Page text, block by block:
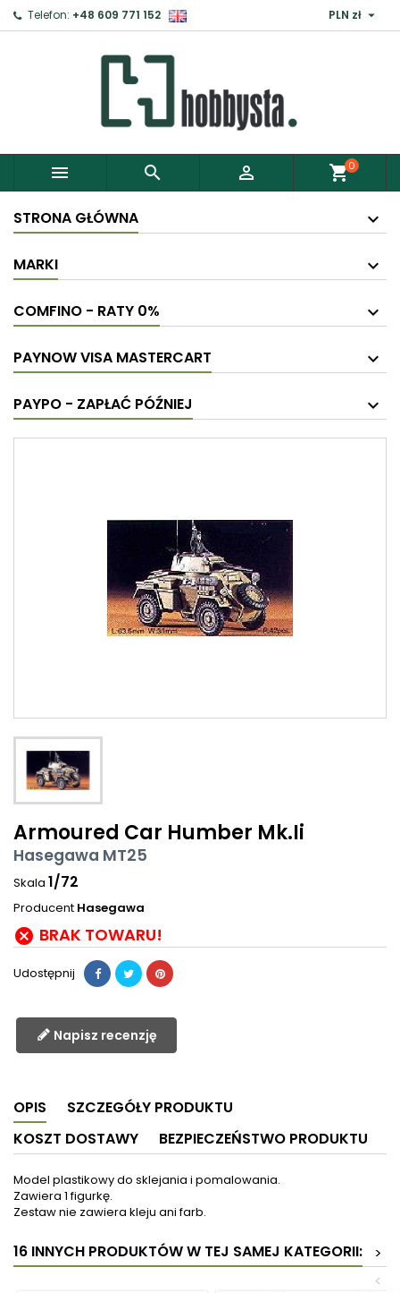
Telefon: +48 609 771 152 PLN zł 
   shopping_cart0
STRONA GŁÓWNA
MARKI
COMFINO - RATY 0%
PAYNOW VISA MASTERCART
PAYPO - ZAPŁAĆ PÓŹNIEJ
Armoured Car Humber Mk.Ii
Hasegawa MT25
Skala 1/72
Producent Hasegawa
 BRAK TOWARU!
Udostępnij
Napisz recenzję
OPIS
SZCZEGÓŁY PRODUKTU
KOSZT DOSTAWY
BEZPIECZEŃSTWO PRODUKTU
Model plastikowy do sklejania i pomalowania.
Zawiera 1 figurkę.
Zestaw nie zawiera kleju ani farb.
16 INNYCH PRODUKTÓW W TEJ SAMEJ KATEGORII:
>
<